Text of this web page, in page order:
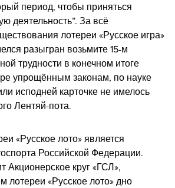
период, чтобы приняться
деятельность”. За всё
лотереи «Русское игра»
разыгран возьмите 15-м
трудности в конечном итоге
упрощённым законам, по науке
исподней карточке не имелось
Лентяй-пота.
«Русское лото» является
Российской Федерации.
Акционерское круг «ГСЛ»,
лотереи «Русское лото» дно